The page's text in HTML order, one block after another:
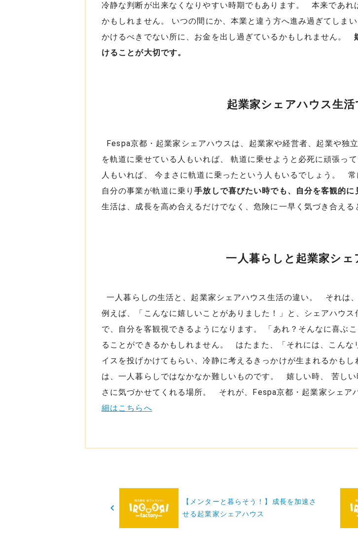
冷静な判断が出来なくなりやすい時期でもあります。 本来であれ
かもしれません。 いつの間にか、本業と違う方へ進み過ぎてしま
かけるべきでない所に、お金を出し過ぎているかもしれません。
けることが大切です。
起業家シェアハウス生
Fespa京都・起業家シェアハウスは、起業家や経営者、起業や
を軌道に乗せている人もいれば、 軌道に乗せようと必死に頑張っ
人もいれば、 今まさに軌道に乗ったという人もいるでしょう。
自分の事業が軌道に乗り手放しで喜びたい時でも、自分を客観的に
生活は、成長を高め合えるだけでなく、危険に一早く気づき合え
一人暮らしと起業家シ
一人暮らしの生活と、起業家シェアハウス生活の違い。 それは、
例えば、「こんなに嬉しいことがありました！」と、シェアハウ
で、自分を客観視できるようになります。 「あれ？そんなに喜ぶ
ることができるかもしれません。 はたまた、「それには、こん
イスを投げかけてもらい、冷静に考えるきっかけが生まれるかも
は、一人暮らしではなかなか難しいものです。 嬉しい時、 苦し
さに気づかせてくれる場所。 それが、Fespa京都・起業家シェ
細はこちらへ
投
稿
ナ
【メンターと暮らそう！】成長を加速さ
せる起業家シェアハウス